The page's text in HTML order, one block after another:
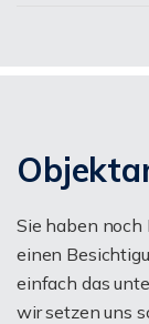
Sie haben noch
einen
einfach das
wir setzen uns